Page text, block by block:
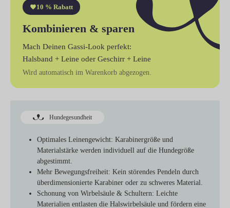
10 % Rabatt
Kombinieren & sparen
Mach Deinen Gassi-Look perfekt:
Halsband + Leine oder Geschirr + Leine
Wird automatisch im Warenkorb abgezogen.
Hundegesundheit
Optimales Leinengewicht: Karabinergröße und
Materialstärke werden individuell auf die Hundegröße
abgestimmt.
Mehr Bewegungsfreiheit: Kein störendes Pendeln durch
überdimensionierte Karabiner oder zu schweres Material.
Schonung von Wirbelsäule & Schultern: Leichte
Materialien entlasten die Halswirbelsäule und fördern eine